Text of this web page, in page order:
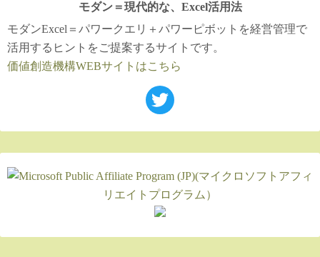
モダン＝現代的な、Excel活用法
モダンExcel＝パワークエリ＋パワーピボットを経営管理で
活用するヒントをご提案するサイトです。
価値創造機構WEBサイトはこちら